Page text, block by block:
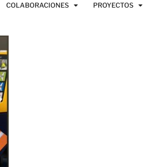
COLABORACIONES PROYECTOS